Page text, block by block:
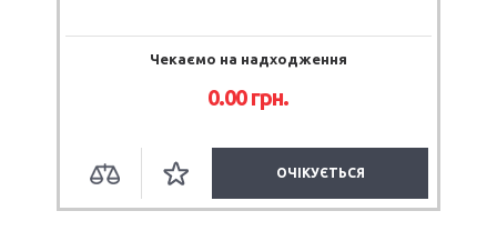
Чекаємо на надходження
ОЧІКУЄТЬСЯ